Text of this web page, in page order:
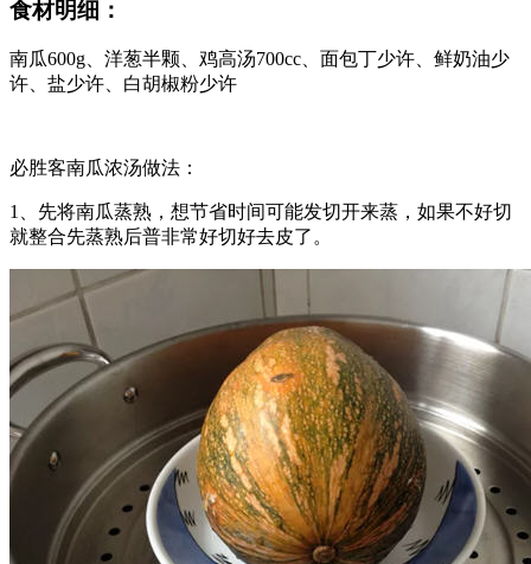
食材明细：
南瓜600g、洋葱半颗、鸡高汤700cc、面包丁少许、鲜奶油少
许、盐少许、白胡椒粉少许
必胜客南瓜浓汤做法：
1、先将南瓜蒸熟，想节省时间可能发切开来蒸，如果不好切
就整合先蒸熟后普非常好切好去皮了。